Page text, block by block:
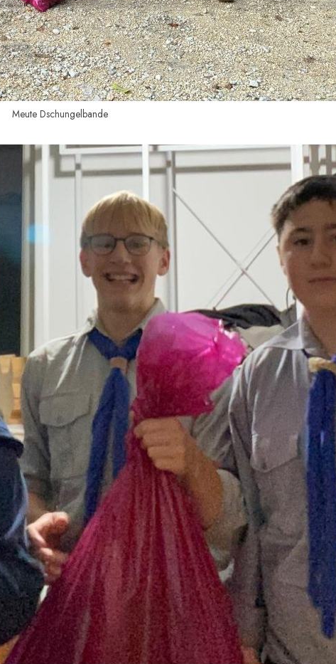
Meute Dschungelbande